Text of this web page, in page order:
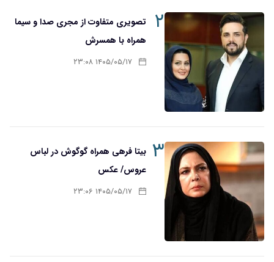
۲
تصویری متفاوت از مجری صدا و سیما
همراه با همسرش
۱۴۰۵/۰۵/۱۷ ۲۳:۰۸
۳ بیتا فرهی همراه گوگوش در لباس
عروس/ عکس
۱۴۰۵/۰۵/۱۷ ۲۳:۰۶